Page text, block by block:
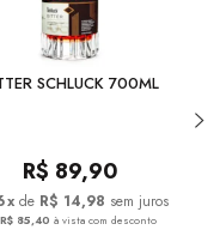
SCHLUCK 700ML
R$ 89,90
x de R$ 14,98 sem juros
R$ 85,40à vista com desconto